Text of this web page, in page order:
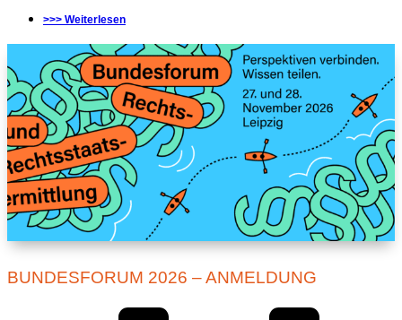
>>> Weiterlesen
BUNDESFORUM 2026 – ANMELDUNG